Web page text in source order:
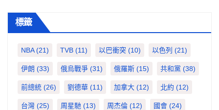
標籤
NBA(21) TVB (11) 以巴衝突 (10) 以色列 (21)
伊朗 (33) 俄烏戰爭 (31) 俄羅斯 (15) 共和黨 (38)
前總統 (26) 劉德華 (11) 加拿大 (12) 北約 (12)
台灣 (25) 周星馳 (13) 周杰倫 (12) 國會 (24)